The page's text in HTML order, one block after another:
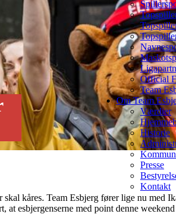
Official
Team
Om Team
Værdier
Historie
Presse
Kontakt
kåres. Team Esbjerg fører lige nu med
esbjergenserne med point denne